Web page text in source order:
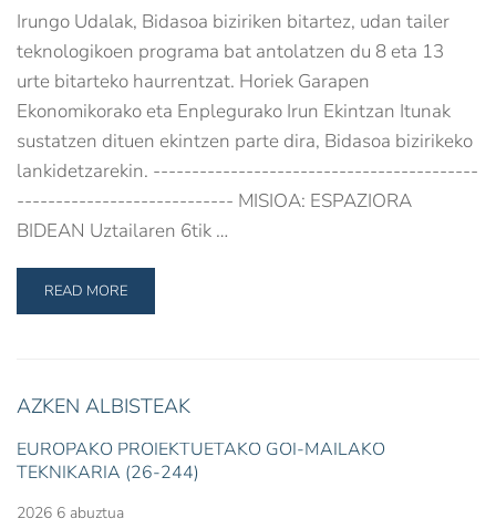
Irungo Udalak, Bidasoa biziriken bitartez, udan tailer
teknologikoen programa bat antolatzen du 8 eta 13
urte bitarteko haurrentzat. Horiek Garapen
Ekonomikorako eta Enplegurako Irun Ekintzan Itunak
sustatzen dituen ekintzen parte dira, Bidasoa bizirikeko
lankidetzarekin. ------------------------------------------
---------------------------- MISIOA: ESPAZIORA
BIDEAN Uztailaren 6tik …
READ MORE
AZKEN ALBISTEAK
EUROPAKO PROIEKTUETAKO GOI-MAILAKO
TEKNIKARIA (26-244)
2026 6 abuztua